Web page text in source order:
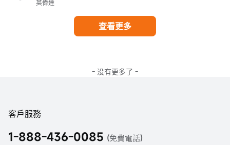
英偉達
查看更多
- 没有更多了 -
客戶服務
1-888-436-0085 (免費電話)